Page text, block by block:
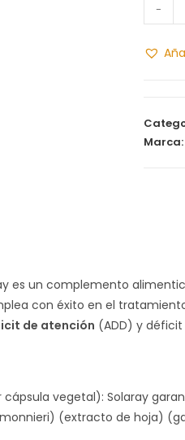
-
Marca:
es un complemento
con éxito en el
de atención (ADD) y
vegetal): Solaray
(extracto de hoja)